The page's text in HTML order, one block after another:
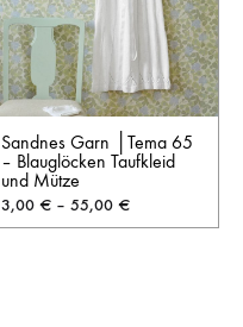
Sandnes Garn │Tema 65
– Blauglöcken Taufkleid
und Mütze
3,00 € – 55,00 €